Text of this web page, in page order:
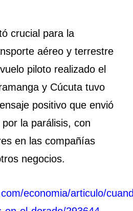
crucial para la
aéreo y terrestre
piloto realizado el
y Cúcuta tuvo
positivo que envió
la parálisis, con
en las compañías
negocios.
economia/articulo/